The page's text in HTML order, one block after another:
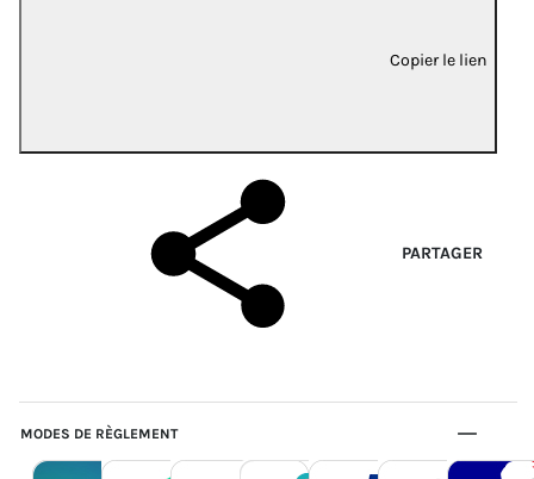
Copier le lien
PARTAGER
MODES DE RÈGLEMENT